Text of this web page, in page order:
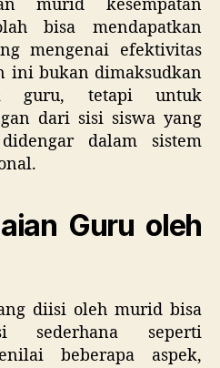
murid kesempatan
bisa mendapatkan
mengenai efektivitas
ini bukan dimaksudkan
guru, tetapi untuk
dari sisi siswa yang
dalam sistem
Guru oleh
diisi oleh murid bisa
sederhana seperti
beberapa aspek,